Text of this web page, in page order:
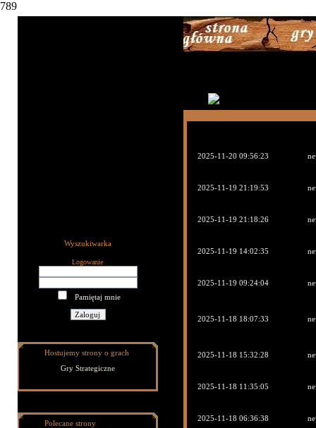
789
Wyszukiwarka
Logowanie
Pamiętaj mnie
Hostujemy strony o grach
Gry Strategiczne
Polecane strony
2025-11-20 09:56:23
2025-11-19 21:19:53
2025-11-19 21:18:26
2025-11-19 14:02:35
2025-11-19 09:24:04
2025-11-18 18:07:33
2025-11-18 15:32:28
2025-11-18 11:35:05
2025-11-18 06:36:38